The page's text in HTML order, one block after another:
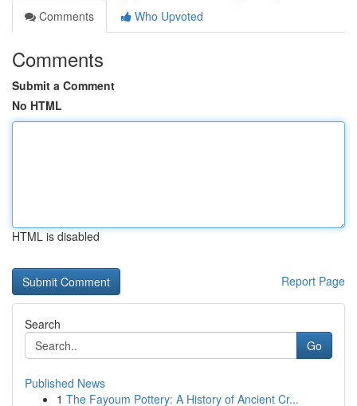
Comments
Who Upvoted
Comments
Submit a Comment
No HTML
HTML is disabled
Report Page
Search
Go
Published News
1 The Fayoum Pottery: A History of Ancient Cr...